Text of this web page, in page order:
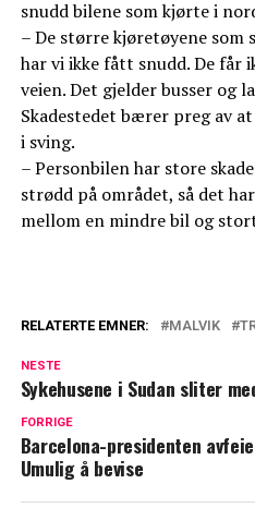
snudd bilene som kjørte i
– De større kjøretøyene som
har vi ikke fått snudd. De får
veien. Det gjelder busser og
Skadestedet bærer preg av
i sving.
– Personbilen har store
strødd på området, så det
mellom en mindre bil og
RELATERTE EMNER: MALVIK
NESTE
Sykehusene i Sudan sliter
FORRIGE
Barcelona-presidenten
Umulig å bevise